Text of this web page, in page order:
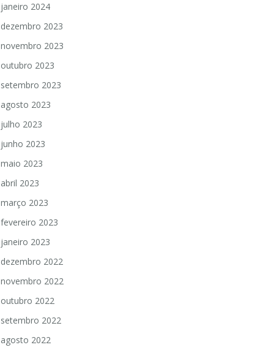
janeiro 2024
dezembro 2023
novembro 2023
outubro 2023
setembro 2023
agosto 2023
julho 2023
junho 2023
maio 2023
abril 2023
março 2023
fevereiro 2023
janeiro 2023
dezembro 2022
novembro 2022
outubro 2022
setembro 2022
agosto 2022